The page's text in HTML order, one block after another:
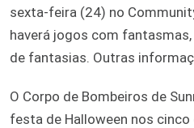
sexta-feira (24) no
haverá jogos com
de fantasias. Outras
O Corpo de Bombeiros de
festa de Halloween nos